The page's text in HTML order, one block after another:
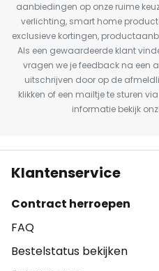
aanbiedingen op onze ruime
verlichting, smart home
exclusieve kortingen,
Als een gewaardeerde klant
vragen we je feedback na een
uitschrijven door op de
klikken of een mailtje te sturen
informatie bekijk
Klantenservice
Contract herroepen
FAQ
Bestelstatus bekijken